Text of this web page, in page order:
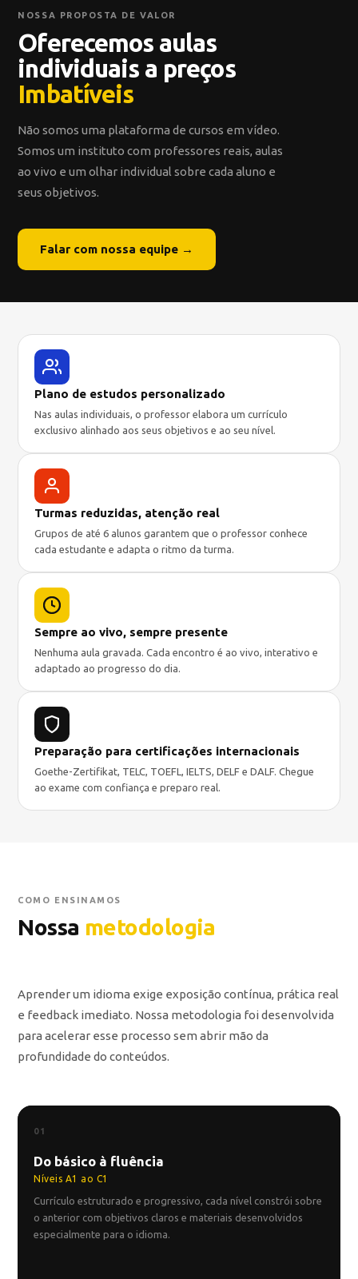
NOSSA PROPOSTA DE VALOR
Oferecemos aulas
individuais a preços
Imbatíveis
Não somos uma plataforma de cursos em vídeo.
Somos um instituto com professores reais, aulas
ao vivo e um olhar individual sobre cada aluno e
seus objetivos.
Falar com nossa equipe →
Plano de estudos personalizado
Nas aulas individuais, o professor elabora um currículo
exclusivo alinhado aos seus objetivos e ao seu nível.
Turmas reduzidas, atenção real
Grupos de até 6 alunos garantem que o professor conhece
cada estudante e adapta o ritmo da turma.
Sempre ao vivo, sempre presente
Nenhuma aula gravada. Cada encontro é ao vivo, interativo e
adaptado ao progresso do dia.
Preparação para certificações internacionais
Goethe-Zertifikat, TELC, TOEFL, IELTS, DELF e DALF. Chegue
ao exame com confiança e preparo real.
COMO ENSINAMOS
Nossa metodologia
Aprender um idioma exige exposição contínua, prática real
e feedback imediato. Nossa metodologia foi desenvolvida
para acelerar esse processo sem abrir mão da
profundidade do conteúdos.
01
Do básico à fluência
Níveis A1 ao C1
Currículo estruturado e progressivo, cada nível constrói sobre
o anterior com objetivos claros e materiais desenvolvidos
especialmente para o idioma.